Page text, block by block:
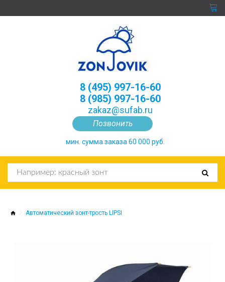
Позвонить
8 (495) 997-16-60
8 (985) 997-16-60
zakaz@sufab.ru
мин. сумма заказа 60 000 руб.
Автоматический зонт-трость LIPSI